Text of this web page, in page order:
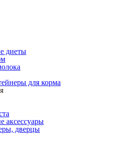
диеты
для корма
аксессуары
дверцы